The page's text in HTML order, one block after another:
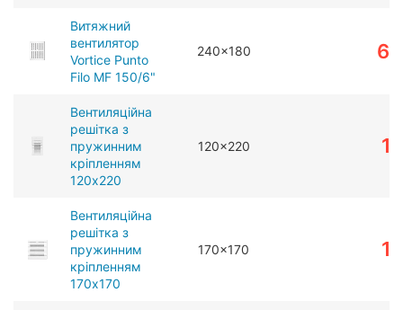
Витяжний
вентилятор
Vortice Punto
Filo MF 150/6"
240x180
Вентиляційна
решітка з
пружинним
кріпленням
120x220
120x220
Вентиляційна
решітка з
пружинним
кріпленням
170x170
170x170